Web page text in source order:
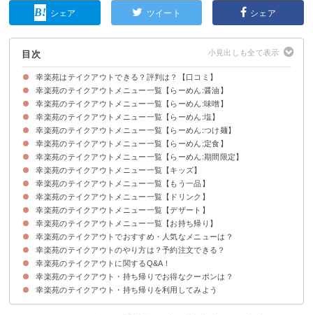
シェア ツイート シェア
目次
幸楽苑はテイクアウトできる？評判は？【口コミ】
幸楽苑はテイクアウトできる
幸楽苑のテイクアウトメニュー一覧【らーめん:醤油】
幸楽苑のテイクアウトメニュー一覧【らーめん:味噌】
幸楽苑のテイクアウトメニュー一覧【らーめん:塩】
幸楽苑のテイクアウトメニュー一覧【らーめん:つけ麺】
幸楽苑のテイクアウトメニュー一覧【らーめん:定食】
幸楽苑のテイクアウトメニュー一覧【らーめん:期間限定】
幸楽苑のテイクアウトメニュー一覧【キッズ】
幸楽苑のテイクアウトメニュー一覧【もう一品】
幸楽苑のテイクアウトメニュー一覧【ドリンク】
幸楽苑のテイクアウトメニュー一覧【デザート】
幸楽苑のテイクアウトメニュー一覧【お持ち帰り】
幸楽苑のテイクアウトでおすすめ・人気なメニューは？
3位：Aランチ（税込670円）
2位：餃子極（税込280円）
1位：中華そば（税込490円）
幸楽苑のテイクアウトのやり方は？予約注文できる？
①公式ページ・アプリで予約注文
②ネットで予約注文
③電話注文
幸楽苑のテイクアウトに関するQ&A！
Q1、持ち帰りの営業時間は？何時から・何時まで？
Q2、対応している支払い方法は？
Q3、ラーメンは麺類がのびる？持ち帰りに不向き？
Q4、持ち帰りの美味しい温め方は？容器はレンジ対応？
幸楽苑のテイクアウト・持ち帰りでお得なクーポンは？
幸楽苑のテイクアウト・持ち帰りを利用してみよう